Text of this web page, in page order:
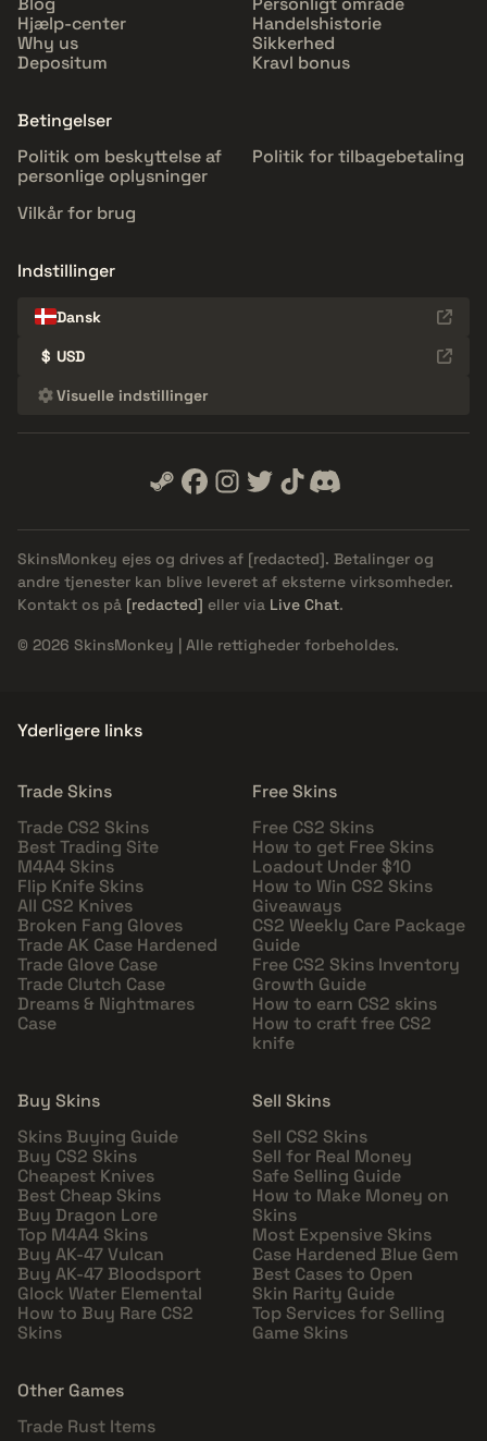
Hjælp-center
Why us
Depositum
Handelshistorie
Sikkerhed
Kravl bonus
Betingelser
Politik om beskyttelse af
personlige oplysninger
Politik for tilbagebetaling
Vilkår for brug
Indstillinger
Dansk
$ USD
Visuelle indstillinger
SkinsMonkey ejes og drives af [redacted]. Betalinger og
andre tjenester kan blive leveret af eksterne virksomheder.
Kontakt os på [redacted] eller via Live Chat.
© 2026 SkinsMonkey | Alle rettigheder forbeholdes.
Yderligere links
Trade Skins
Trade CS2 Skins
Best Trading Site
M4A4 Skins
Flip Knife Skins
All CS2 Knives
Broken Fang Gloves
Trade AK Case Hardened
Trade Glove Case
Trade Clutch Case
Dreams & Nightmares
Case
Free Skins
Free CS2 Skins
How to get Free Skins
Loadout Under $10
How to Win CS2 Skins
Giveaways
CS2 Weekly Care Package
Guide
Free CS2 Skins Inventory
Growth Guide
How to earn CS2 skins
How to craft free CS2
knife
Buy Skins
Skins Buying Guide
Buy CS2 Skins
Cheapest Knives
Best Cheap Skins
Buy Dragon Lore
Top M4A4 Skins
Buy AK-47 Vulcan
Buy AK-47 Bloodsport
Glock Water Elemental
How to Buy Rare CS2
Skins
Sell Skins
Sell CS2 Skins
Sell for Real Money
Safe Selling Guide
How to Make Money on
Skins
Most Expensive Skins
Case Hardened Blue Gem
Best Cases to Open
Skin Rarity Guide
Top Services for Selling
Game Skins
Other Games
Trade Rust Items